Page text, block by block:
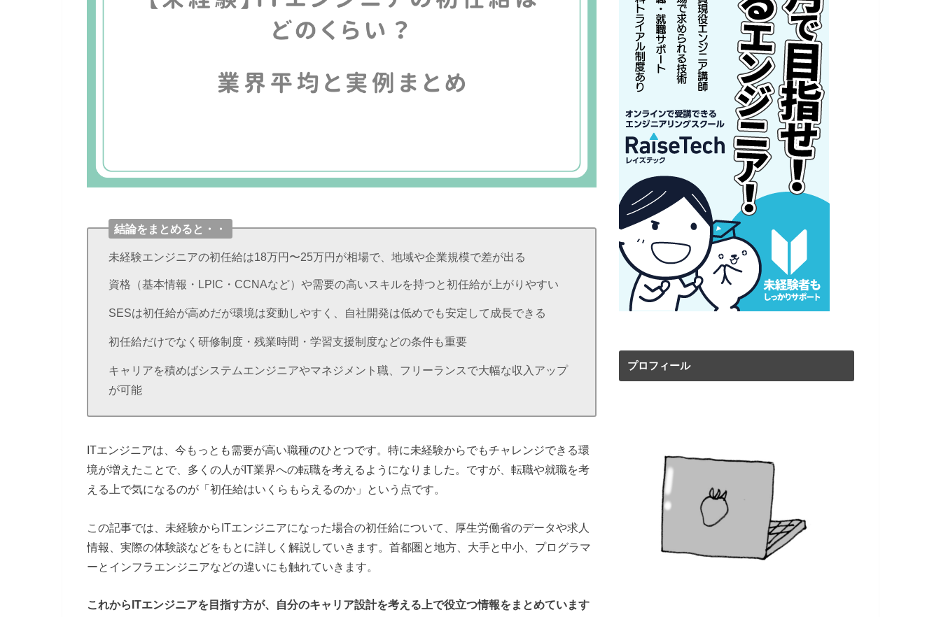
結論をまとめると・・
未経験エンジニアの初任給は18万円〜25万円が相場で、地域や企業規模で差が出る
資格（基本情報・LPIC・CCNAなど）や需要の高いスキルを持つと初任給が上がりやすい
SESは初任給が高めだが環境は変動しやすく、自社開発は低めでも安定して成長できる
初任給だけでなく研修制度・残業時間・学習支援制度などの条件も重要
キャリアを積めばシステムエンジニアやマネジメント職、フリーランスで大幅な収入アップ
が可能
ITエンジニアは、今もっとも需要が高い職種のひとつです。特に未経験からでもチャレンジできる環
境が増えたことで、多くの人がIT業界への転職を考えるようになりました。ですが、転職や就職を考
える上で気になるのが「初任給はいくらもらえるのか」という点です。
この記事では、未経験からITエンジニアになった場合の初任給について、厚生労働省のデータや求人
情報、実際の体験談などをもとに詳しく解説していきます。首都圏と地方、大手と中小、プログラマ
ーとインフラエンジニアなどの違いにも触れていきます。
これからITエンジニアを目指す方が、自分のキャリア設計を考える上で役立つ情報をまとめています
プロフィール